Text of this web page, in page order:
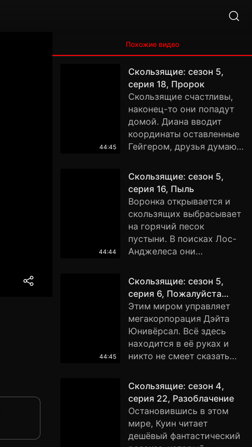
Похожие видео
44:45
Скользящие: сезон 5,
серия 18, Пророк
Скользящие счастливы,
наконец-то они попадут
домой. Диана вводит
координаты оставленные
Гейгером, друзья думают,
этом мире, друзей сразу
после прибытия
встречают как
национальных героев, но
это, увы, не их мир.
Оказывается, здесь
живёт Пророк — человек,
который видел в своих
все приключения
скользящих. Свои
видения он отображает в
картинах, и все,
буквально все люди,
просто помешаны на этой
легенде. Снимаются
создаются фан-клубы.
Этот мир тоже когда-то
был порабощен
кромагами, но был
придуман синтетический
44:44
Скользящие: сезон 5,
серия 16, Пыль
Воронка открывается и
скользящих выбрасывает
на горячий песок
пустыни. В поисках Лос-
Анджелеса они
археологическую
экспедицию, которая
проводит раскопки в этой
пустыне. Результаты этих
раскопок просто
потрясающие: Лос-
Анджелес погиб в
катастрофе более
значит этот мир опередил
наш в развитии на
несколько сотен лет.
44:45
Скользящие: сезон 5,
серия 6, Пожалуйста
нажмите кнопку
Этим миром управляет
мегакорпорация Дэйта
Юнивёрсал. Всё здесь
находится в её руках и
никто не смеет сказать
Мэгги не сумела
воспользоваться
аппаратом компании, её
похитил один из
автоматов Дэйты. По
прибытии в офис
Скользящие: сезон 4,
серия 22, Разоблачение
Остановившись в этом
мире, Куин читает
дешёвый фантастический